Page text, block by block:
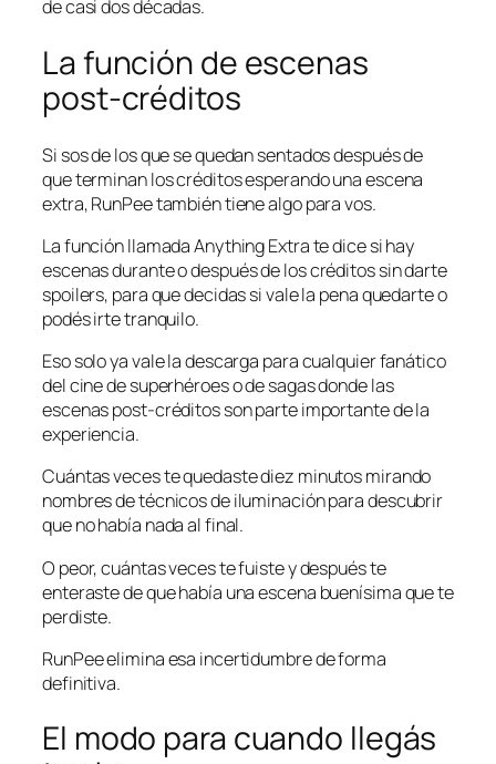
de casi dos décadas.
La función de escenas
post-créditos
Si sos de los que se quedan sentados después de
que terminan los créditos esperando una escena
extra, RunPee también tiene algo para vos.
La función llamada Anything Extra te dice si hay
escenas durante o después de los créditos sin darte
spoilers, para que decidas si vale la pena quedarte o
podés irte tranquilo.
Eso solo ya vale la descarga para cualquier fanático
del cine de superhéroes o de sagas donde las
escenas post-créditos son parte importante de la
experiencia.
Cuántas veces te quedaste diez minutos mirando
nombres de técnicos de iluminación para descubrir
que no había nada al final.
O peor, cuántas veces te fuiste y después te
enteraste de que había una escena buenísima que te
perdiste.
RunPee elimina esa incertidumbre de forma
definitiva.
El modo para cuando llegás